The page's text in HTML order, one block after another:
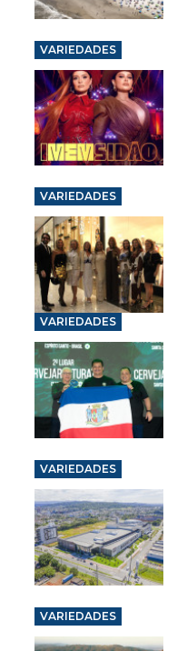
VARIEDADES
VARIEDADES
VARIEDADES
VARIEDADES
VARIEDADES